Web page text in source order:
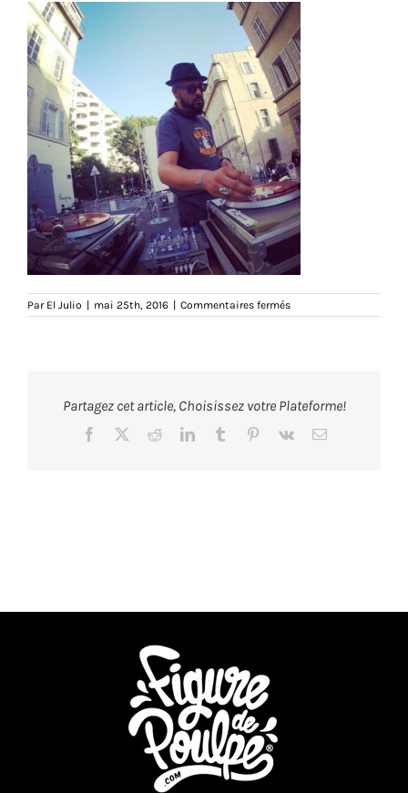
Par El Julio mai 25th, 2016 Commentaires ferméssur
djel
Partagez cet article, Choisissez votre Plateforme!
Facebook RedditLinkedInTumblr Pinterest
Vk Email